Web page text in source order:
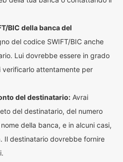
BIC della banca del
del codice SWIFT/BIC anche
Lui dovrebbe essere in grado
attentamente per
del destinatario: Avrai
del destinatario, del numero
della banca, e in alcuni casi,
Il destinatario dovrebbe fornire